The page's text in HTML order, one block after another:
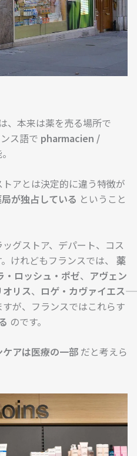
は、本来は薬を売る場所で
ス語で pharmacien /
アとは決定的に違う特徴が
が独占している ということ
グストア、デパート、コス
けれどもフランスでは、 薬
・ロッシュ・ポゼ、 アヴェン
リス、 ロゲ・カヴァイエス
が、フランスではこれらす
のです。
ケアは医療の一部 だと考えら